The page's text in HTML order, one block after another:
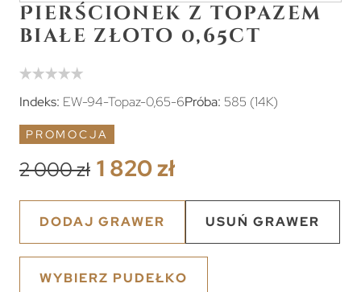
Pierścionek z topazem
białe złoto 0,65ct
Indeks: EW-94-Topaz-0,65-6Próba: 585 (14K)
PROMOCJA
2 000 zł 1 820 zł
DODAJ GRAWER USUŃ GRAWER
WYBIERZ PUDEŁKO